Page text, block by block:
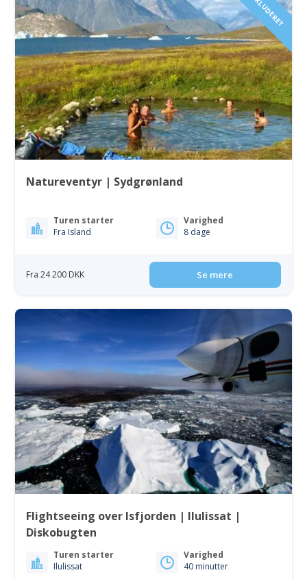
Natureventyr | Sydgrønland
Turen starter
Fra Island
Varighed
8 dage
Fra 24 200 DKK Se mere
Flightseeing over Isfjorden | Ilulissat |
Diskobugten
Turen starter
Ilulissat
Varighed
40 minutter